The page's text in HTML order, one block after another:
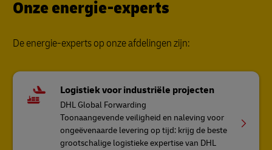
Onze energie-experts
De energie-experts op onze afdelingen zijn:
Logistiek voor industriële projecten
DHL Global Forwarding
Toonaangevende veiligheid en naleving voor
ongeëvenaarde levering op tijd: krijg de beste
grootschalige logistieke expertise van DHL